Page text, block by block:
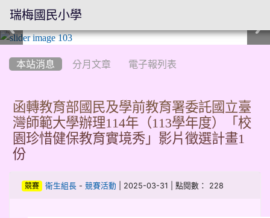
本站消息 分月文章 電子報列表
函轉教育部國民及學前教育署委託國立臺
灣師範大學辦理114年（113學年度）「校
園珍惜健保教育實境秀」影片徵選計畫1
份
競賽 衛生組長- 競賽活動 | 2025-03-31 | 點閱數： 228
瑞梅國民小學